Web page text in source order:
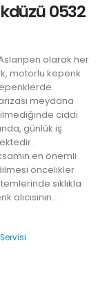
0532
olarak her
motorlu kepenk
meydana
ciddi
günlük iş
en önemli
öncelikler
sıklıkla